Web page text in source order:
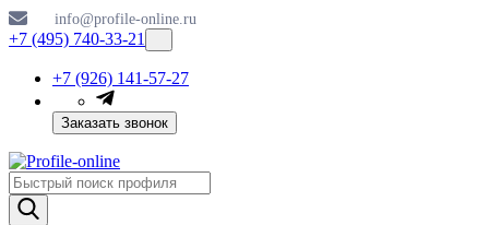
info@profile-online.ru
+7 (495) 740-33-21
+7 (926) 141-57-27
Заказать звонок